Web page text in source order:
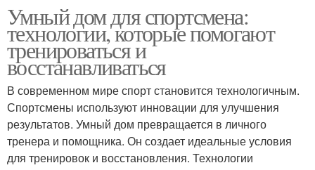
Умный дом для спортсмена:
технологии, которые помогают
тренироваться и
восстанавливаться
В современном мире спорт становится технологичным.
Спортсмены используют инновации для улучшения
результатов. Умный дом превращается в личного
тренера и помощника. Он создает идеальные условия
для тренировок и восстановления. Технологии